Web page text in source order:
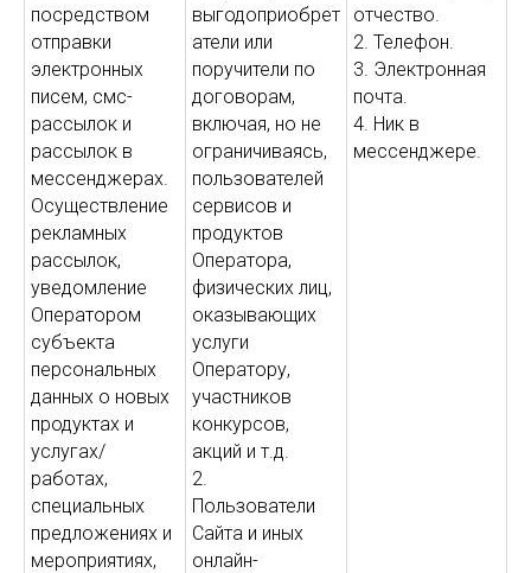
посредством
отправки
электронных
писем, смс-
рассылок и
рассылок в
мессенджерах.
Осуществление
рекламных
рассылок,
уведомление
Оператором
субъекта
персональных
данных о новых
продуктах и
услугах/
работах,
специальных
предложениях и
мероприятиях,
выгодоприобрет
атели или
поручители по
договорам,
включая, но не
ограничиваясь,
пользователей
сервисов и
продуктов
Оператора,
физических лиц,
оказывающих
услуги
Оператору,
участников
конкурсов,
акций и т.д.
2.
Пользователи
Сайта и иных
онлайн-
отчество.
2. Телефон.
3. Электронная
почта.
4. Ник в
мессенджере.